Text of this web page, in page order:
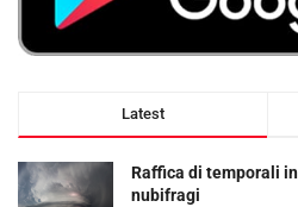
Latest
Raffica di temporali
nubifragi